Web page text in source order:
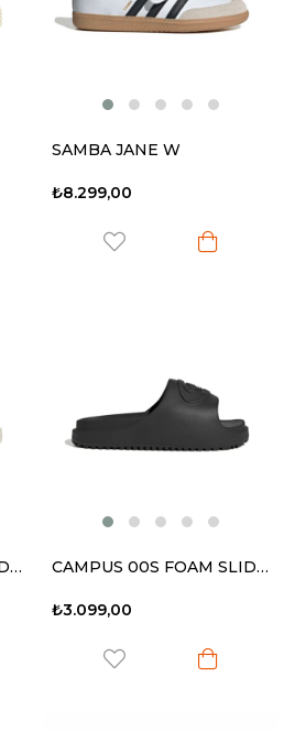
SAMBA JANE W
₺8.299,00
CAMPUS 00S FOAM SLIDE W CAMPUS 00S FOAM SLIDE W
₺3.099,00